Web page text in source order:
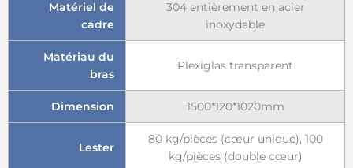
Matériel de
cadre
304 entièrement en acier
inoxydable
Matériau du
bras
Plexiglas transparent
Dimension 1500*120*1020mm
Lester
80 kg/pièces (cœur unique), 100
kg/pièces (double cœur)